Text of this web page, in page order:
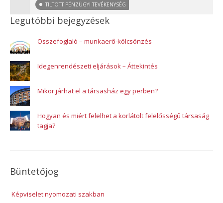
TILTOTT PÉNZÜGYI TEVÉKENYSÉG
Legutóbbi bejegyzések
Összefoglaló – munkaerő-kölcsönzés
Idegenrendészeti eljárások – Áttekintés
Mikor járhat el a társasház egy perben?
Hogyan és miért felelhet a korlátolt felelősségű társaság
tagja?
Büntetőjog
Képviselet nyomozati szakban